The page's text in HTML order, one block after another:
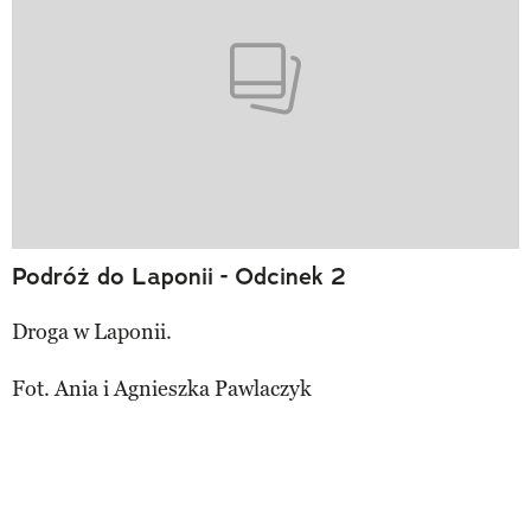
Podróż do Laponii - Odcinek 2
Droga w Laponii.
Fot. Ania i Agnieszka Pawlaczyk